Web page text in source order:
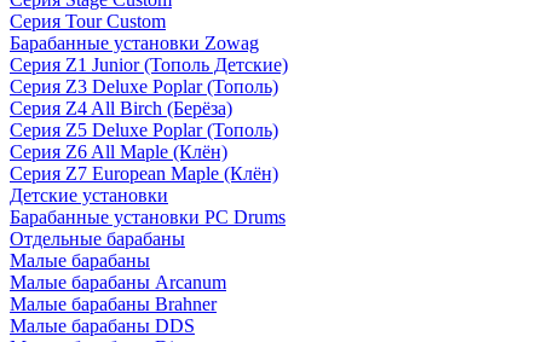
Серия Tour Custom
Барабанные установки Zowag
Серия Z1 Junior (Тополь Детские)
Серия Z3 Deluxe Poplar (Тополь)
Серия Z4 All Birch (Берёза)
Серия Z5 Deluxe Poplar (Тополь)
Серия Z6 All Maple (Клён)
Серия Z7 European Maple (Клён)
Детские установки
Барабанные установки PC Drums
Отдельные барабаны
Малые барабаны
Малые барабаны Arcanum
Малые барабаны Brahner
Малые барабаны DDS